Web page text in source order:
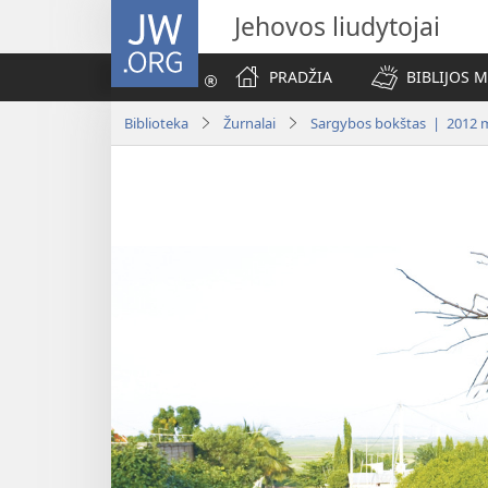
JW.ORG Jehovos liudytojai
PRADŽIA
BIBLIJOS
Biblioteka Žurnalai Sargybos bokštas | 2012